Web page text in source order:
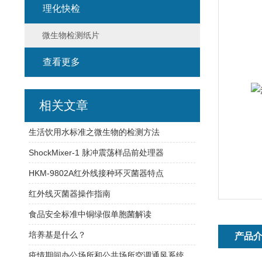
产品
理化快检
微生物检测纸片
查看更多
相关文章
生活饮用水标准之微生物的检测方法
ShockMixer-1 脉冲震荡样品前处理器
HKM-9802A红外线接种环灭菌器特点
红外线灭菌器操作指南
食品安全标准中铜绿假单胞菌解读
培养基是什么？